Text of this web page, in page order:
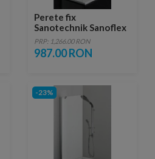
Perete fix
Sanotechnik Sanoflex
MF80
PRP: 1,266.00 RON
987.00 RON
-23%